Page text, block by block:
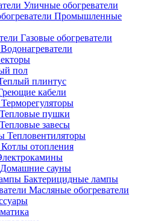
Уличные обогреватели
Промышленные
Газовые обогреватели
Водонагреватели
пол
плинтус
кабели
Терморегуляторы
Тепловые пушки
Тепловые завесы
Тепловентиляторы
Котлы отопления
Домашние сауны
Бактерицидные лампы
Масляные обогреватели